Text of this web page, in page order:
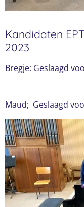
Kandidaten
2023
Bregje: Geslaagd
Maud; Geslaagd